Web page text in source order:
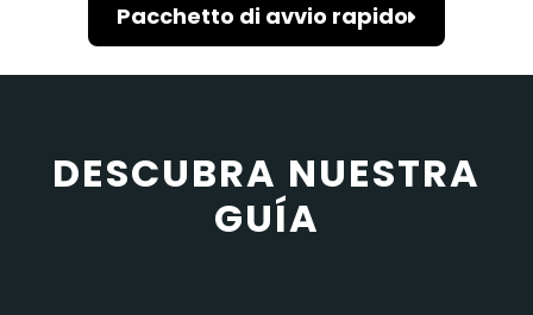
Pacchetto di avvio rapido
DESCUBRA NUESTRA
GUÍA